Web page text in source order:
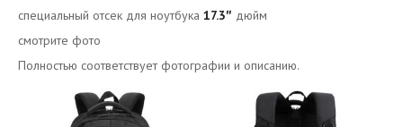
специальный отсек для ноутбука 17.3″ дюйм
смотрите фото
Полностью соответствует фотографии и описанию.